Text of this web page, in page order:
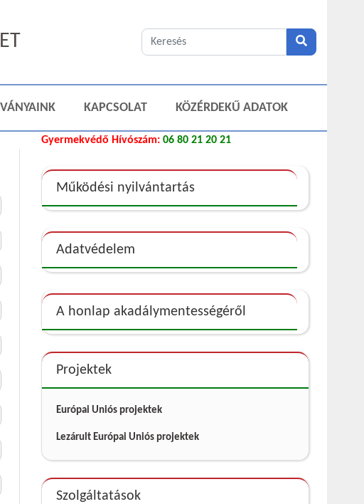
KAPCSOLAT KÖZÉRDEKŰ ADATOK
Gyermekvédő Hívószám: 06 80 21 20 21
Működési nyilvántartás
Adatvédelem
A honlap akadálymentességéről
Projektek
Európai Uniós projektek
Lezárult Európai Uniós projektek
Szolgáltatások